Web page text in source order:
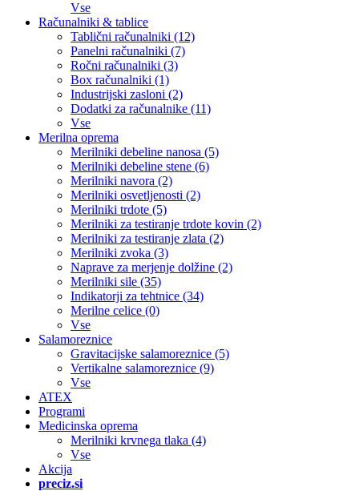
Vse
Računalniki & tablice
Tablični računalniki (12)
Panelni računalniki (7)
Ročni računalniki (3)
Box računalniki (1)
Industrijski zasloni (2)
Dodatki za računalnike (11)
Vse
Merilna oprema
Merilniki debeline nanosa (5)
Merilniki debeline stene (6)
Merilniki navora (2)
Merilniki osvetljenosti (2)
Merilniki trdote (5)
Merilniki za testiranje trdote kovin (2)
Merilniki za testiranje zlata (2)
Merilniki zvoka (3)
Naprave za merjenje dolžine (2)
Merilniki sile (35)
Indikatorji za tehtnice (34)
Merilne celice (0)
Vse
Salamoreznice
Gravitacijske salamoreznice (5)
Vertikalne salamoreznice (9)
Vse
ATEX
Programi
Medicinska oprema
Merilniki krvnega tlaka (4)
Vse
Akcija
preciz.si